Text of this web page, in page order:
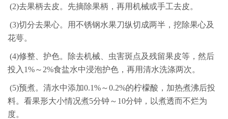
(2)去果柄去皮。先摘除果柄，再用机械或手工去皮。
(3)切分去果心。用不锈钢水果刀纵切成两半，挖除果心及
花萼。
(4)修整、护色。除去机械、虫害斑点及残留果皮等，然后
投入1%～2%食盐水中浸泡护色，再用清水洗涤两次。
(5)预煮。清水中添加0.1%～0.2%的柠檬酸，加热煮沸后投
料。看果形大小情况煮5分钟～10分钟，以煮透而不烂为
度。